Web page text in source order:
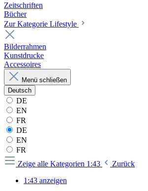
Zeitschriften
Bücher
Zur Kategorie Lifestyle
Bilderrahmen
Kunstdrucke
Accessoires
Menü schließen
Deutsch
DE
EN
FR
DE
EN
FR
Zeige alle Kategorien 1:43
Zurück
1:43 anzeigen